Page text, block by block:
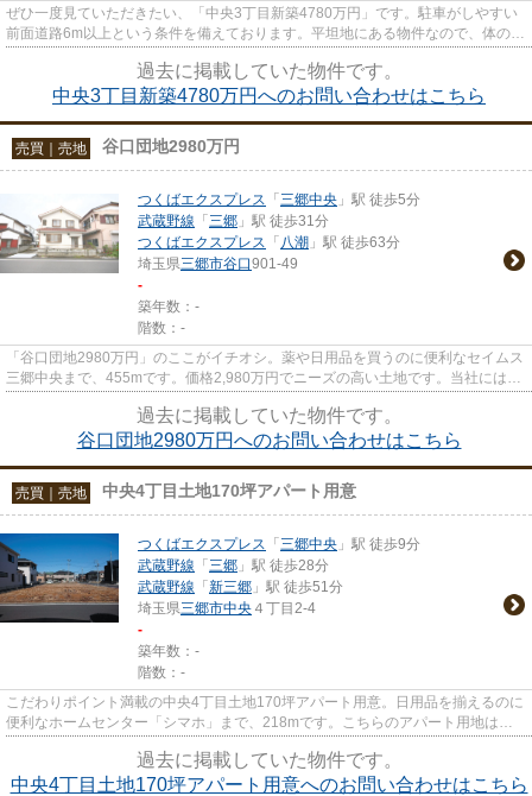
ぜひ一度見ていただきたい、「中央3丁目新築4780万円」です。駐車がしやすい
前面道路6m以上という条件を備えております。平坦地にある物件なので、体の弱
過去に掲載していた物件です。
中央3丁目新築4780万円へのお問い合わせはこちら
売買｜売地 谷口団地2980万円
つくばエクスプレス 「 三郷中央 」駅 徒歩5分
武蔵野線 「 三郷 」駅 徒歩31分
つくばエクスプレス 「 八潮 」駅 徒歩63分
埼玉県三郷市谷口901-49
-
築年数：-
階数：-
「谷口団地2980万円」のここがイチオシ。薬や日用品を買うのに便利なセイムス
三郷中央まで、455mです。価格2,980万円でニーズの高い土地です。当社には不
過去に掲載していた物件です。
谷口団地2980万円へのお問い合わせはこちら
売買｜売地 中央4丁目土地170坪アパート用意
つくばエクスプレス 「 三郷中央 」駅 徒歩9分
武蔵野線 「 三郷 」駅 徒歩28分
武蔵野線 「 新三郷 」駅 徒歩51分
埼玉県三郷市中央 ４丁目2-4
-
築年数：-
階数：-
こだわりポイント満載の中央4丁目土地170坪アパート用意。日用品を揃えるのに
便利なホームセンター「シマホ」まで、218mです。こちらのアパート用地は、
過去に掲載していた物件です。
中央4丁目土地170坪アパート用意へのお問い合わせはこちら